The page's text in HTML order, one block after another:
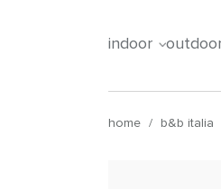
indoor
home / b&b italia